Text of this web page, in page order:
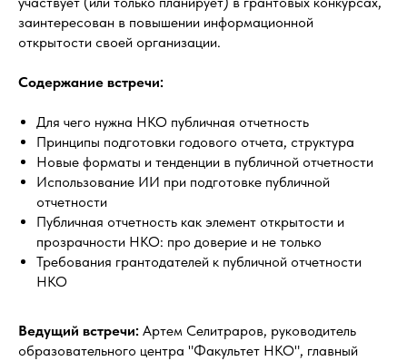
заинтересован в повышении информационной
открытости своей организации.
Содержание встречи:
Для чего нужна НКО публичная отчетность
Принципы подготовки годового отчета, структура
Новые форматы и тенденции в публичной отчетности
Использование ИИ при подготовке публичной
отчетности
Публичная отчетность как элемент открытости и
прозрачности НКО: про доверие и не только
Требования грантодателей к публичной отчетности
НКО
Ведущий встречи: Артем Селитраров, руководитель
образовательного центра "Факультет НКО", главный